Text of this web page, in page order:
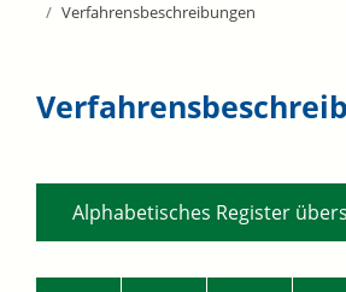
Verfahrensbeschreibungen
Alphabetisches Register